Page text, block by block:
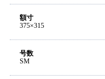
額寸
375×315
号数
SM